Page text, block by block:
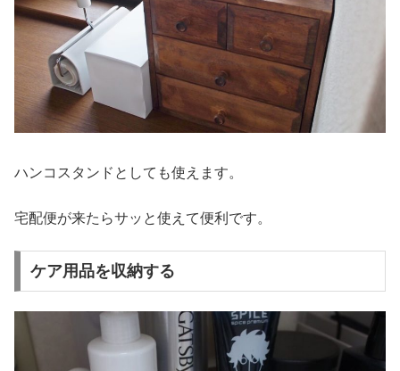
ハンコスタンドとしても使えます。
宅配便が来たらサッと使えて便利です。
ケア用品を収納する